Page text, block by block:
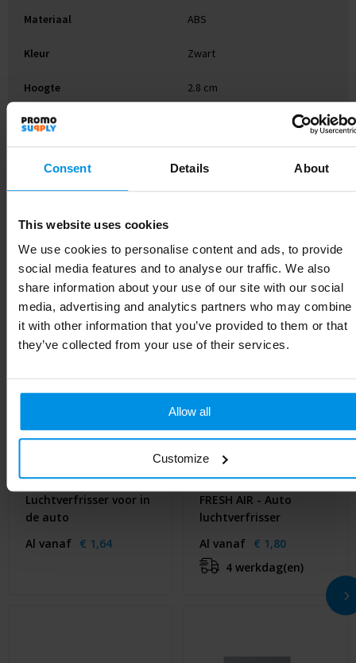
Consent Details About
This website uses cookies
We use cookies to personalise content and ads, to provide
social media features and to analyse our traffic. We also
share information about your use of our site with our social
media, advertising and analytics partners who may combine
it with other information that you’ve provided to them or that
they’ve collected from your use of their services.
Allow all
Customize
Materiaal ABS
Kleur Zwart
Hoogte 2.8 cm
Breedte
Gerelateerde producten
Luchtverfrisser voor in
de auto
Al vanaf € 1,64
FRESH AIR - Auto
luchtverfrisser
Al vanaf € 1,80
4 werkdag(en)